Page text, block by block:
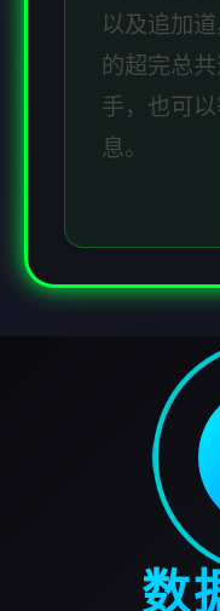
以及追加
的超完总
手，也可
息。
数